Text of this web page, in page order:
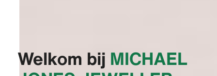
Welkom bij ‭MICHAEL